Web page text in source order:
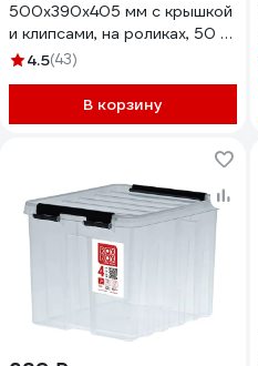
500х390х405 мм с крышкой
и клипсами, на роликах, 50 л.
прозрачный 18710
4.5(43)
В корзину